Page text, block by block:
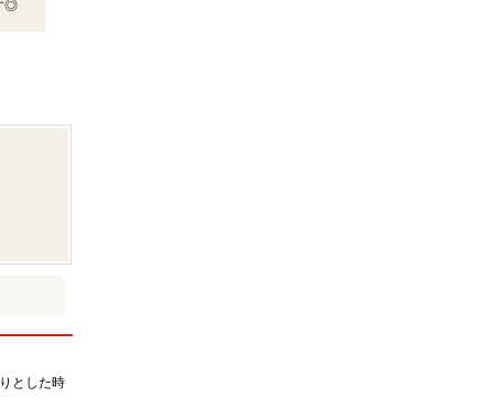
◎
とした時